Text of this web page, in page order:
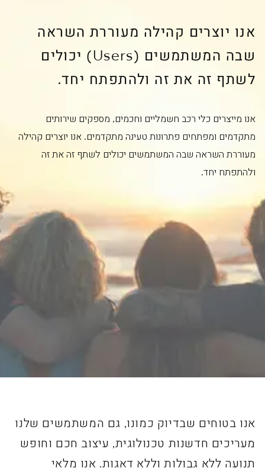
אנו יוצרים קהילה מעוררת השראה
שבה המשתמשים (Users) יכולים
לשתף זה את זה ולהתפתח יחד.
אנו מייצרים כלי רכב חשמליים וחכמים, מספקים שירותים
מתקדמים ומפתחים פתרונות טעינה מתקדמים. אנו יוצרים קהילה
מעוררת השראה שבה המשתמשים יכולים לשתף זה את זה
ולהתפתח יחד.
אנו בטוחים שבדיוק כמונו, גם המשתמשים שלנו
מעריכים חדשנות טכנולוגית, עיצוב חכם וחופש
תנועה ללא גבולות וללא דאגות. אנו מלאי